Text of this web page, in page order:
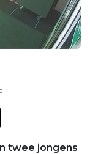
twee jongens